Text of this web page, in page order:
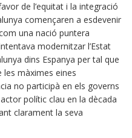
de l’equitat i la integració
començaren a esdevenir
una nació puntera
modernitzar l’Estat
dins Espanya per tal que
les màximes eines
no participà en els governs
polític clau en la dècada
clarament la seva